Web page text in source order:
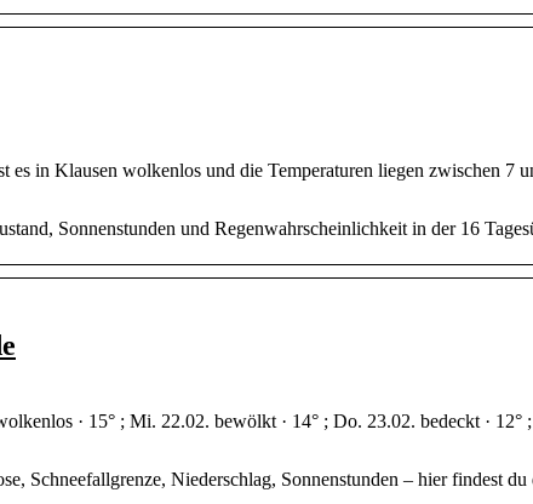
in Klausen wolkenlos und die Temperaturen liegen zwischen 7
Sonnenstunden und Regenwahrscheinlichkeit in der 16
· 15° ; Mi. 22.02. bewölkt · 14° ; Do. 23.02. bedeckt · 12°
Schneefallgrenze, Niederschlag, Sonnenstunden – hier findest du